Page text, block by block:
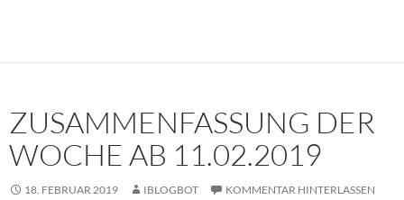
ZUSAMMENFASSUNG DER
WOCHE AB 11.02.2019
18. FEBRUAR 2019 IBLOGBOT KOMMENTAR HINTERLASSEN